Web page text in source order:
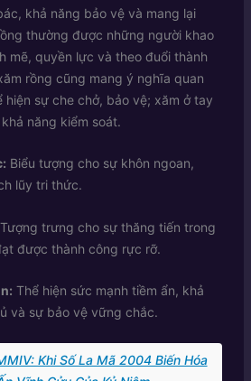
khả năng bảo vệ và mang lại
thường được những người khao
mẽ, quyền lực và theo đuổi thành
rồng cũng mang ý nghĩa quan
sự che chở, bảo vệ; xăm ở tay
năng kiểm soát.
Biểu tượng cho sự khôn ngoan,
lũy tri thức.
Tượng trưng cho sự thăng tiến trong
được thành công rực rỡ.
Thể hiện sức mạnh tiềm ẩn, khả
và sự bảo vệ vững chắc.
Khi Số La Mã 2004 Biến Hóa